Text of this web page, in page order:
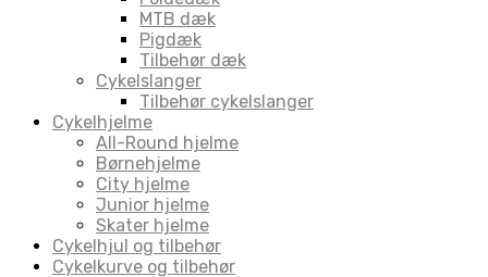
MTB dæk
Pigdæk
Tilbehør dæk
Cykelslanger
Tilbehør cykelslanger
Cykelhjelme
All-Round hjelme
Børnehjelme
City hjelme
Junior hjelme
Skater hjelme
Cykelhjul og tilbehør
Cykelkurve og tilbehør